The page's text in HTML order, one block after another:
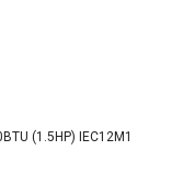
(1.5HP) IEC12M1